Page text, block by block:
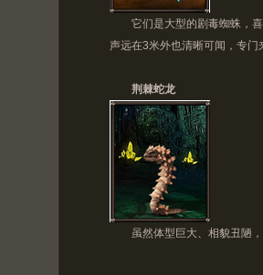
它们是大型的剧毒蜘蛛，喜
声远在3米外也清晰可闻，专门
荆棘蛇龙
虽然体型巨大、相貌丑陋，